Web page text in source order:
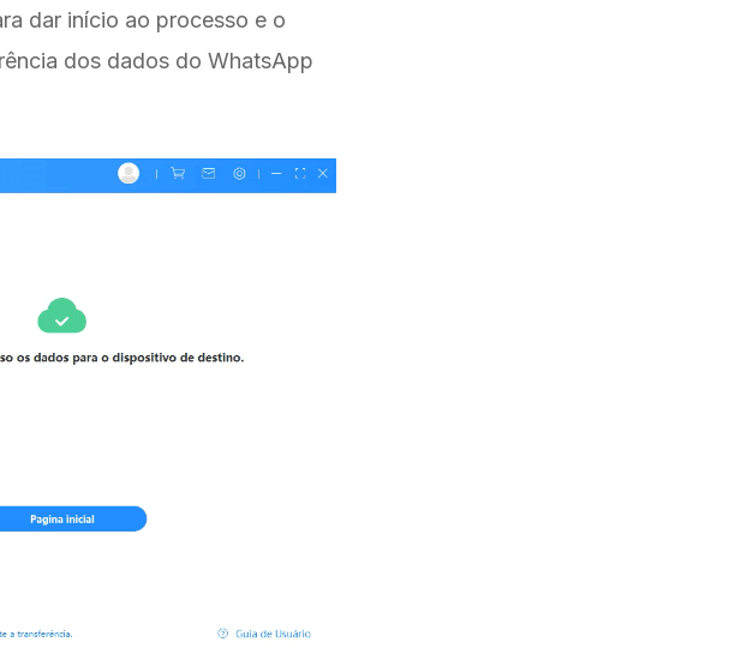
dar início ao processo e o
dos dados do WhatsApp